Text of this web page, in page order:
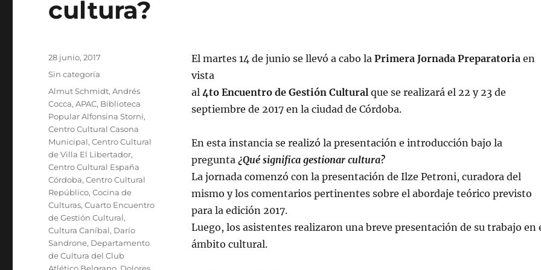
cultura?
El martes 14 de junio se llevó a cabo la Primera Jornada Preparatoriaen
vista
al 4to Encuentro de Gestión Culturalque se realizará el 22 y 23 de
septiembre de 2017 en la ciudad de Córdoba.
En esta instancia se realizó la presentación e introducción bajo la
pregunta ¿Qué significa gestionar cultura?
La jornada comenzó con la presentación de Ilze Petroni, curadora del
mismo y los comentarios pertinentes sobre el abordaje teórico previsto
para la edición 2017.
Luego, los asistentes realizaron una breve presentación de su trabajo en
ámbito cultural.
Publicado
el
28 junio, 2017
Categorías
Sin categoría
Etiquetas
Almut Schmidt,Andrés
Cocca,APAC, Biblioteca
Popular Alfonsina Storni,
Centro Cultural Casona
Municipal,Centro Cultural
de Villa El Libertador,
Centro Cultural España
Córdoba,Centro Cultural
Repúblico,Cocina de
Culturas,Cuarto Encuentro
de Gestión Cultural,
Cultura Caníbal, Darío
Sandrone, Departamento
de Cultura del Club